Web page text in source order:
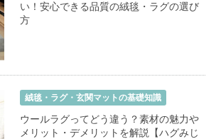
い！安心できる品質の絨毯・ラグの選び
方
絨毯・ラグ・玄関マットの基礎知識
ウールラグってどう違う？素材の魅力や
メリット・デメリットを解説【ハグみじ